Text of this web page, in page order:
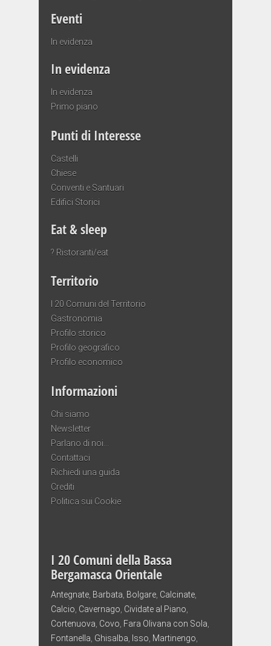
Eventi
In evidenza
In evidenza
In evidenza
Primo piano
Punti di Interesse
Castelli
Chiese
Conventi e Santuari
Edifici Storici
Eat & sleep
? Ristoranti/eat
Territorio
I 20 Comuni del Territorio
Gastronomia
Profilo storico
Profilo geografico
Profilo economico
Informazioni
Chi siamo
Newsletter
Parlano di noi…
Contattaci
Richiedi una guida
Crediti
Politica sui Cookie
I 20 Comuni della Bassa
Bergamasca Orientale
Antegnate Barbata Bolgare Calcinate
Calcio Cavernago Cividate al Piano
Cortenuova Covo Fara Olivana con Sola
Fontanella Ghisalba Isso Martinengo